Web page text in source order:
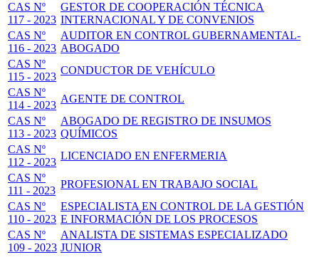
CAS Nº
117 - 2023
GESTOR DE COOPERACIÓN TÉCNICA
INTERNACIONAL Y DE CONVENIOS
CAS Nº
116 - 2023
AUDITOR EN CONTROL GUBERNAMENTAL-
ABOGADO
CAS Nº
115 - 2023
CONDUCTOR DE VEHÍCULO
CAS Nº
114 - 2023
AGENTE DE CONTROL
CAS Nº
113 - 2023
ABOGADO DE REGISTRO DE INSUMOS
QUÍMICOS
CAS Nº
112 - 2023
LICENCIADO EN ENFERMERIA
CAS Nº
111 - 2023
PROFESIONAL EN TRABAJO SOCIAL
CAS Nº
110 - 2023
ESPECIALISTA EN CONTROL DE LA GESTIÓN
E INFORMACIÓN DE LOS PROCESOS
CAS Nº
109 - 2023
ANALISTA DE SISTEMAS ESPECIALIZADO
JUNIOR